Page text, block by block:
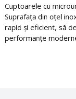
Cuptoarele cu
Suprafața din oțel
rapid și eficient, să
performanțe